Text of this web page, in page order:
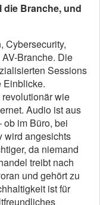
die Branche, und
Cybersecurity,
Branche. Die
Sessions
Einblicke.
wie
Audio ist aus
im Büro, bei
wird angesichts
da niemand
treibt nach
und gehört zu
ist für